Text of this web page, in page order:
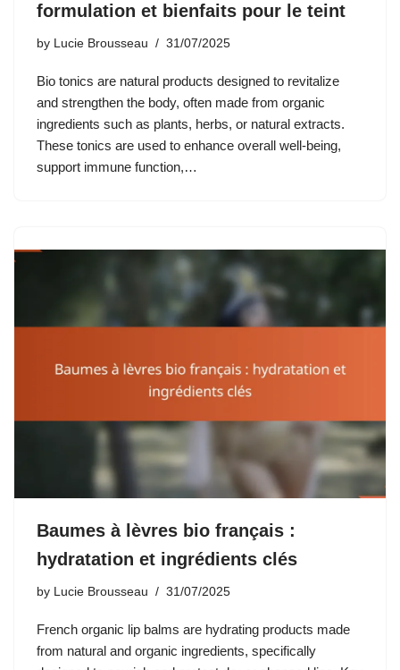
formulation et bienfaits pour le teint
by Lucie Brousseau 31/07/2025
Bio tonics are natural products designed to revitalize
and strengthen the body, often made from organic
ingredients such as plants, herbs, or natural extracts.
These tonics are used to enhance overall well-being,
support immune function,…
Baumes à lèvres bio français :
hydratation et ingrédients clés
by Lucie Brousseau 31/07/2025
French organic lip balms are hydrating products made
from natural and organic ingredients, specifically